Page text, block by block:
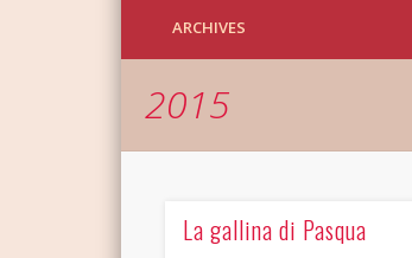
ARCHIVES
2015
La gallina di Pasqua